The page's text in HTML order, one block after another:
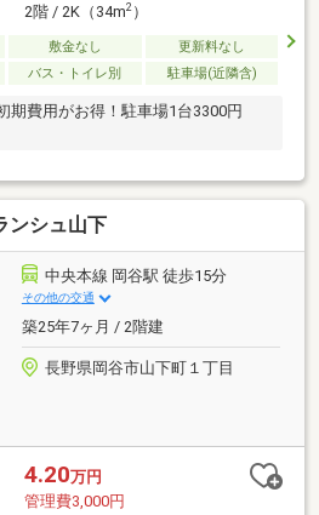
2階 / 2K（34m2）
敷金なし
更新料なし
バス・トイレ別 駐車場(近隣含)
費用がお得！駐車場1台3300円
ンシュ山下
中央本線 岡谷駅 徒歩15分
その他の交通
築25年7ヶ月 / 2階建
長野県岡谷市山下町１丁目
4.20万円
管理費3,000円